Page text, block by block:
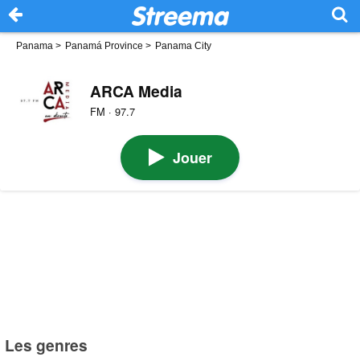
Panama > Panamá Province > Panama City
ARCA Media
FM · 97.7
Jouer
Les genres